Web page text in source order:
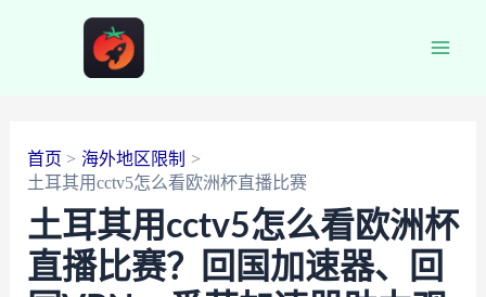
首页
海外地区限制
土耳其用cctv5怎么看欧洲杯直播比赛
土耳其用cctv5怎么看欧洲杯
直播比赛？回国加速器、回